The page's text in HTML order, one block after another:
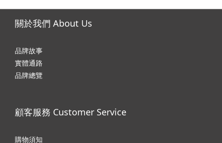
關於我們 About Us
品牌故事
實體通路
品牌總覽
顧客服務 Customer Service
購物須知